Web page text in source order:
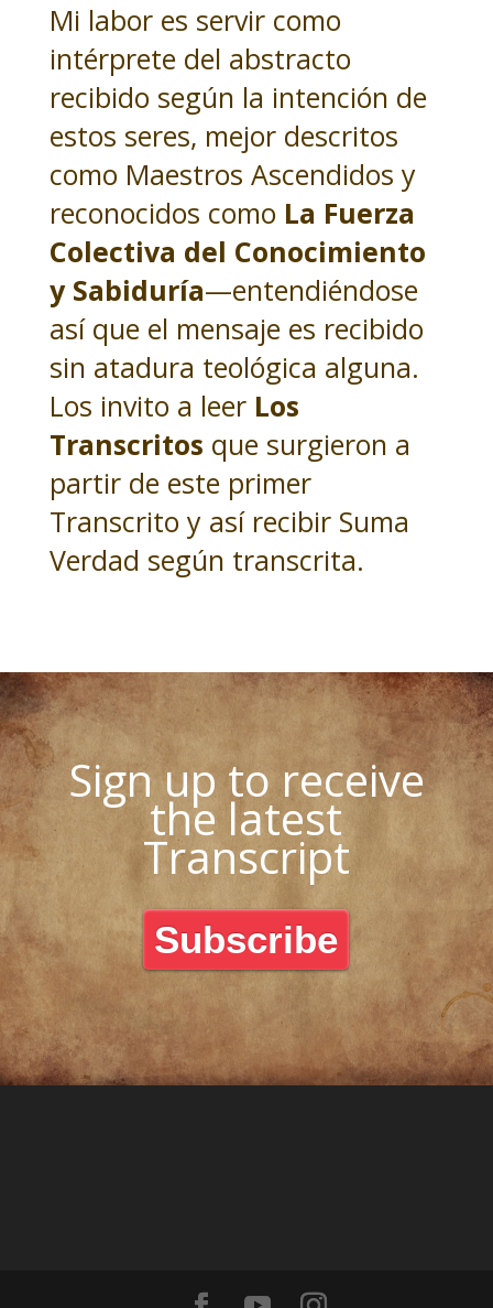
Mi labor es servir como
intérprete del abstracto
recibido según la intención de
estos seres, mejor descritos
como Maestros Ascendidos y
reconocidos como La Fuerza
Colectiva del Conocimiento
y Sabiduría—entendiéndose
así que el mensaje es recibido
sin atadura teológica alguna.
Los invito a leer Los
Transcritos que surgieron a
partir de este primer
Transcrito y así recibir Suma
Verdad según transcrita.
Sign up to receive
the latest
Transcript
Subscribe